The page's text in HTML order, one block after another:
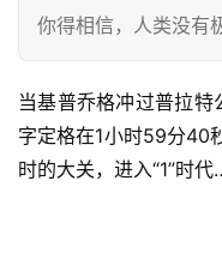
你得相信，人类没有
当基普乔格冲过普拉
字定格在1小时59分40
时的大关，进入“1”时代